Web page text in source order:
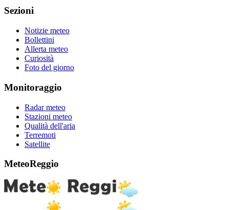
Sezioni
Notizie meteo
Bollettini
Allerta meteo
Curiosità
Foto del giorno
Monitoraggio
Radar meteo
Stazioni meteo
Qualità dell'aria
Terremoti
Satellite
MeteoReggio